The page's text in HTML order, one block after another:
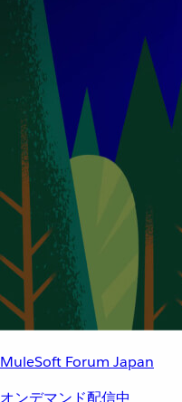
MuleSoft Forum Japan
オンデマンド配信中